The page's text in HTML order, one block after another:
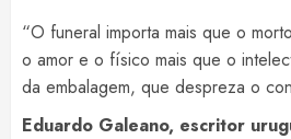
“O funeral importa mais que o
o amor e o físico mais que o
da embalagem, que despreza o
Eduardo Galeano, escritor